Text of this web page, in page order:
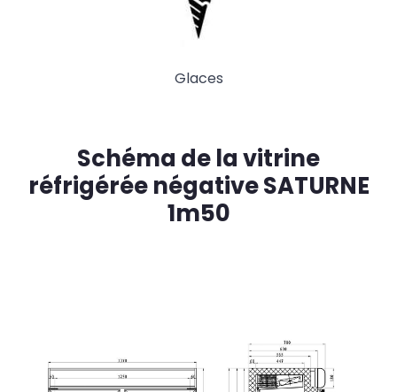
Glaces
Schéma de la vitrine
réfrigérée négative SATURNE
1m50